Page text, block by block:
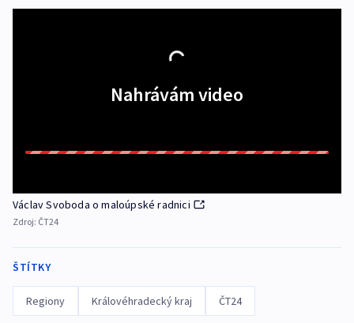
Nahrávám video
Václav Svoboda o maloúpské radnici
Zdroj: ČT24
ŠTÍTKY
Regiony Královéhradecký kraj ČT24